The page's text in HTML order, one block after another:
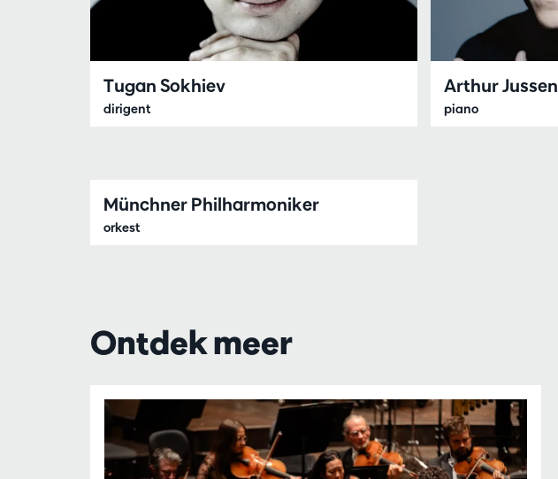
Tugan Sokhiev
dirigent
Arthur Jussen
piano
Münchner Philharmoniker
orkest
Ontdek meer